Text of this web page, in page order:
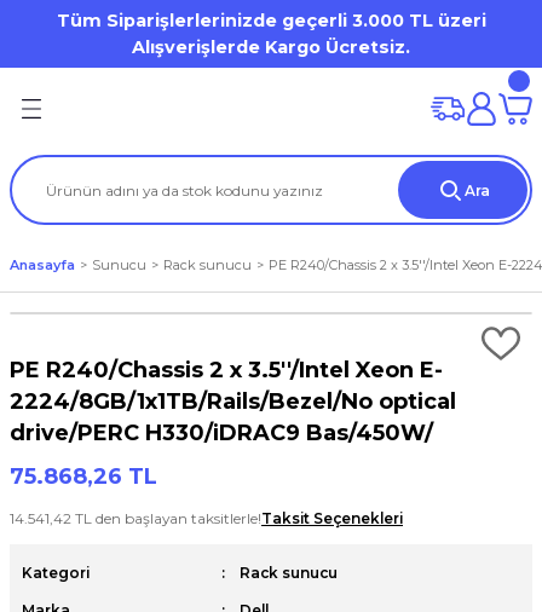
Tüm Siparişlerlerinizde geçerli 3.000 TL üzeri
Alışverişlerde Kargo Ücretsiz.
Geri Dön
7000 Series
/ Vostro / Inspiron Business
5000 Series
/ XPS
/ XPS+GPU
Geri Dön
Dell Pro Micro / Micro Form Factor MFF
Small Form Factor
Tower
Geri Dön
Desktop Workstation
DELL Precision WS
Mobile Workstation
Dell Precision Workstation
HP ZBook WorkStation
Geri Dön
Geri Dön
Geri Dön
Geri Dön
Geri Dön
Geri Dön
Geri Dön
Point
Ara
Anasayfa Sunucu Rack sunucu PE R240/Chassis 2 x 3.5''/Intel Xeon E-
PE R240/Chassis 2 x 3.5''/Intel Xeon E-
2224/8GB/1x1TB/Rails/Bezel/No optical
drive/PERC H330/iDRAC9 Bas/450W/
75.868,26 TL
14.541,42 TL den başlayan taksitlerle!Taksit Seçenekleri
Kategori Rack sunucu